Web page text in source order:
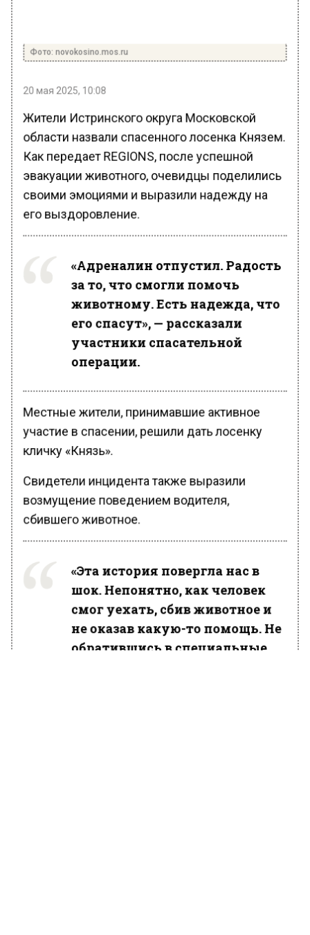
Фото: novokosino.mos.ru
20 мая 2025, 10:08
Жители Истринского округа Московской
области назвали спасенного лосенка Князем.
Как передает REGIONS, после успешной
эвакуации животного, очевидцы поделились
своими эмоциями и выразили надежду на
его выздоровление.
«Адреналин отпустил. Радость
за то, что смогли помочь
животному. Есть надежда, что
его спасут», — рассказали
участники спасательной
операции.
Местные жители, принимавшие активное
участие в спасении, решили дать лосенку
кличку «Князь».
Свидетели инцидента также выразили
возмущение поведением водителя,
сбившего животное.
«Эта история повергла нас в
шок. Непонятно, как человек
смог уехать, сбив животное и
не оказав какую-то помощь. Не
обратившись в специальные